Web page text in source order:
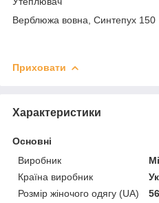
Верблюжа вовна, Синтепух 150
Приховати
Характеристики
Основні
Виробник
Країна виробник
Розмір жіночого одягу (UA)
56